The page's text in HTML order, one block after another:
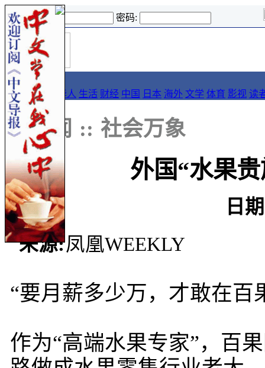
登录名: 密码:
首
页
导报
要闻 论坛 华人 生活 财经 中国 日本 海外 文学 体育 影视 读
:: 新闻 :: 社会万象
外国“水果
日
来源:凤凰WEEKLY
“要月薪多少万，才敢在百
作为“高端水果专家”，百